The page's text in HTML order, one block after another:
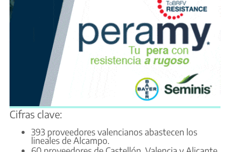
Cifras clave:
393 proveedores valencianos abastecen los
lineales de Alcampo.